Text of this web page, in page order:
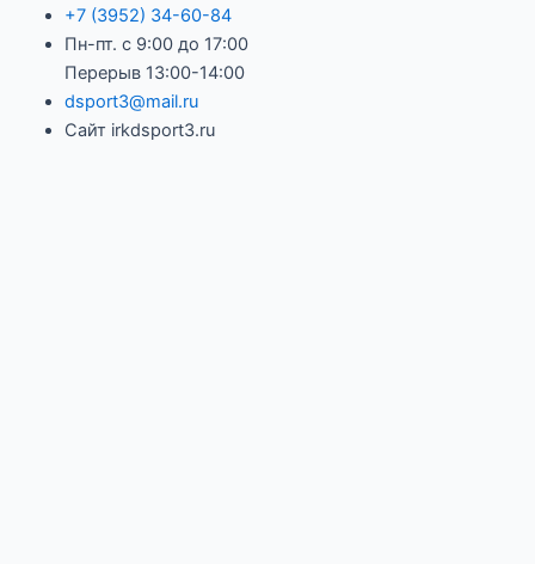
+7 (3952) 34-60-84
Пн-пт. с 9:00 до 17:00
Перерыв 13:00-14:00
dsport3@mail.ru
Сайт irkdsport3.ru